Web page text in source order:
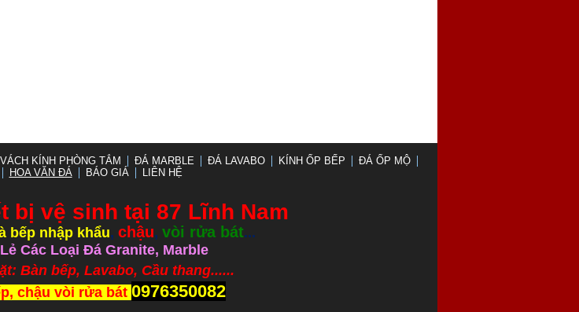
VÁCH KÍNH PHÒNG TẮM ĐÁ MARBLE ĐÁ LAVABO KÍNH ỐP BẾP
ĐÁ ỐP MỘ
HOA VĂN ĐÁ BÁO GIÁ LIÊN HỆ
bị vệ sinh tại 87 Lĩnh Nam
bếp nhập khẩu, chậu, vòi rửa bát...
Các Loại Đá Granite, Marble
Lavabo, Cầu thang......
chậu vòi rửa bát 0976350082